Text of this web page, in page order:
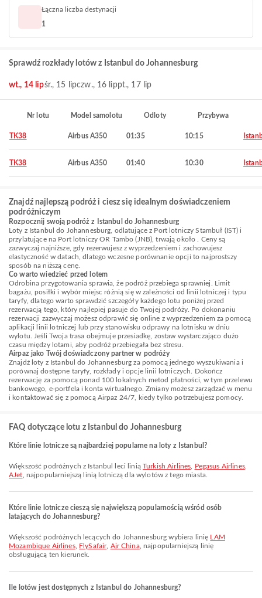
Łączna liczba destynacji
1
Sprawdź rozkłady lotów z Istanbul do Johannesburg
wt., 14 lipśr., 15 lipczw., 16 lippt., 17 lip
Nr lotu Model samolotu Odloty Przybywa
TK38 Airbus A350 01:35 10:15
TK38 Airbus A350 01:40 10:30
Znajdź najlepszą podróż i ciesz się idealnym doświadczeniem
podróżniczym
Rozpocznij swoją podróż z Istanbul do Johannesburg
Loty z Istanbul do Johannesburg, odlatujące z Port lotniczy Stambuł (IST) i
przylatujące na Port lotniczy OR Tambo (JNB), trwają około . Ceny są
zazwyczaj najniższe, gdy rezerwujesz z wyprzedzeniem i zachowujesz
elastyczność w datach, dlatego wczesne porównanie opcji to najprostszy
sposób na niższą cenę.
Co warto wiedzieć przed lotem
Odrobina przygotowania sprawia, że podróż przebiega sprawniej. Limit
bagażu, posiłki i wybór miejsc różnią się w zależności od linii lotniczej i typu
taryfy, dlatego warto sprawdzić szczegóły każdego lotu poniżej przed
rezerwacją tego, który najlepiej pasuje do Twojej podróży. Po dokonaniu
rezerwacji zazwyczaj możesz odprawić się online z wyprzedzeniem za pomocą
aplikacji linii lotniczej lub przy stanowisku odprawy na lotnisku w dniu
wylotu. Jeśli Twoja trasa obejmuje przesiadkę, zostaw wystarczająco dużo
czasu między lotami, aby podróż przebiegała bez stresu.
Airpaz jako Twój doświadczony partner w podróży
Znajdź loty z Istanbul do Johannesburg za pomocą jednego wyszukiwania i
porównaj dostępne taryfy, rozkłady i opcje linii lotniczych. Dokończ
rezerwację za pomocą ponad 100 lokalnych metod płatności, w tym przelewu
bankowego, e-portfela i konta wirtualnego. Zmiany możesz zarządzać w menu
i kontaktować się z pomocą Airpaz 24/7, kiedy tylko potrzebujesz pomocy.
FAQ dotyczące lotu z Istanbul do Johannesburg
Które linie lotnicze są najbardziej popularne na loty z Istanbul?
Większość podróżnych z Istanbul leci liniąTurkish Airlines Pegasus Airlines,
AJet , najpopularniejszą linią lotniczą dla wylotów z tego miasta.
Które linie lotnicze cieszą się największą popularnością wśród osób
latających do Johannesburg?
Większość podróżnych lecących do Johannesburg wybiera linię LAM
Mozambique Airlines, FlySafair, Air China, najpopularniejszą linię
obsługującą ten kierunek.
Ile lotów jest dostępnych z Istanbul do Johannesburg?